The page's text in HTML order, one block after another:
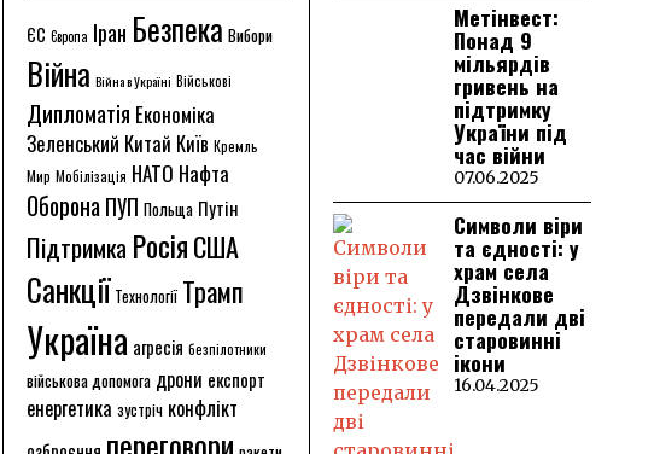
ЄС Європа Іран Безпека Вибори
Війна Війна в Україні Військові
Дипломатія Економіка
Зеленський Китай Київ Кремль
Мир Мобілізація НАТО Нафта
ОборонаПУП Польща Путін
Підтримка РосіяСША
Санкції Технології Трамп
Україна агресія безпілотники
військова допомога дрони експорт
енергетика зустріч конфлікт
переговори
Метінвест:
Понад 9
мільярдів
гривень на
підтримку
України під
час війни
07.06.2025
Символи віри
та єдності: у
храм села
Дзвінкове
передали дві
старовинні
ікони
16.04.2025